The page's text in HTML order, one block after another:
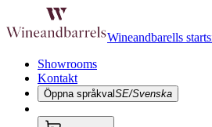
Wineandbarells
Showrooms
Kontakt
Öppna språkvalSE/Svenska